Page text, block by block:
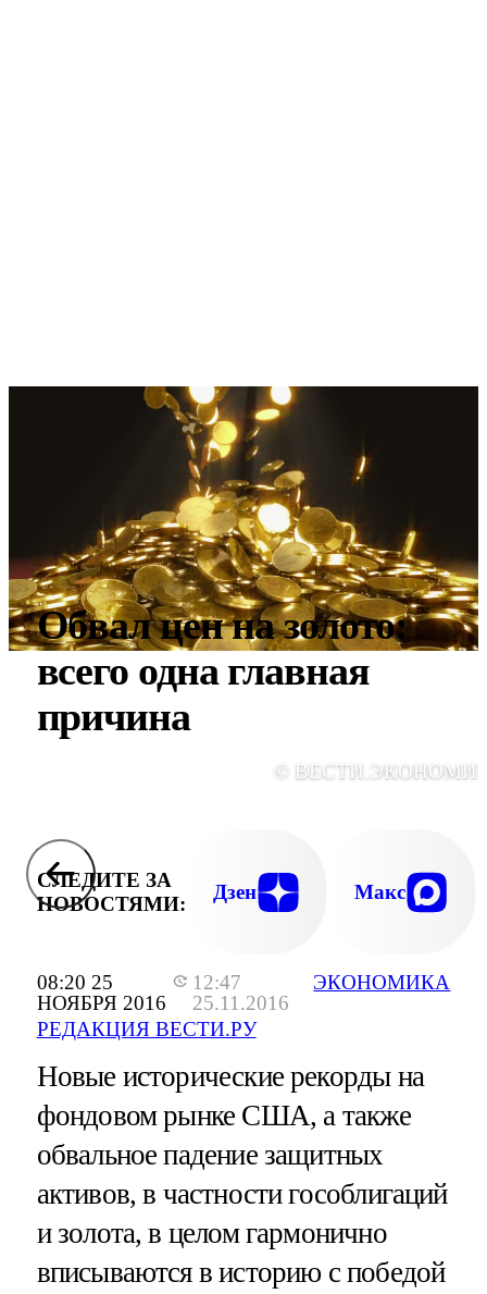
08:20 25
НОЯБРЯ 2016
12:47
25.11.2016
РЕДАКЦИЯ ВЕСТИ.РУ
ЭКОНОМИКА
Обвал цен на золото:
всего одна главная
причина
©
СЛЕДИТЕ ЗА
НОВОСТЯМИ:
Дзен Макс
Новые исторические рекорды на
фондовом рынке США, а также
обвальное падение защитных
активов, в частности гособлигаций
и золота, в целом гармонично
вписываются в историю с победой